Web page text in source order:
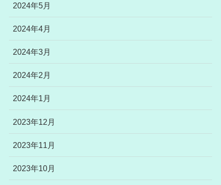
2024年5月
2024年4月
2024年3月
2024年2月
2024年1月
2023年12月
2023年11月
2023年10月